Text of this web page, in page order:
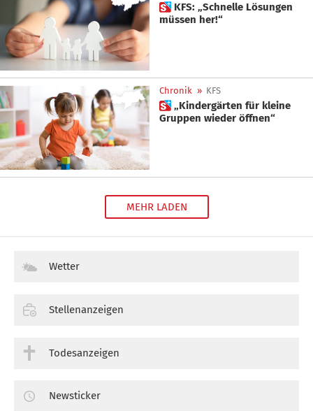
 KFS: „Schnelle Lösungen
müssen her!“
Chronik » KFS
 „Kindergärten für kleine
Gruppen wieder öffnen“
MEHR LADEN
Wetter
Stellenanzeigen
Todesanzeigen
Newsticker